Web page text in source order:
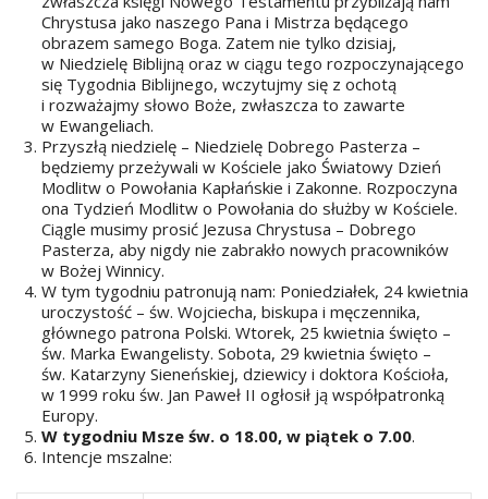
Chrystusa jako naszego Pana i Mistrza będącego
obrazem samego Boga. Zatem nie tylko dzisiaj,
w Niedzielę Biblijną oraz w ciągu tego rozpoczynającego
się Tygodnia Biblijnego, wczytujmy się z ochotą
i rozważajmy słowo Boże, zwłaszcza to zawarte
w Ewangeliach.
Przyszłą niedzielę – Niedzielę Dobrego Pasterza –
będziemy przeżywali w Kościele jako Światowy Dzień
Modlitw o Powołania Kapłańskie i Zakonne. Rozpoczyna
ona Tydzień Modlitw o Powołania do służby w Kościele.
Ciągle musimy prosić Jezusa Chrystusa – Dobrego
Pasterza, aby nigdy nie zabrakło nowych pracowników
w Bożej Winnicy.
W tym tygodniu patronują nam: Poniedziałek, 24 kwietnia
uroczystość – św. Wojciecha, biskupa i męczennika,
głównego patrona Polski. Wtorek, 25 kwietnia święto –
św. Marka Ewangelisty. Sobota, 29 kwietnia święto –
św. Katarzyny Sieneńskiej, dziewicy i doktora Kościoła,
w 1999 roku św. Jan Paweł II ogłosił ją współpatronką
Europy.
W tygodniu Msze św. o 18.00, w piątek o 7.00.
Intencje mszalne: